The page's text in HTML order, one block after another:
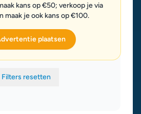
kans op €50; verkoop je via
maak je ook kans op €100.
plaatsen
Filters resetten